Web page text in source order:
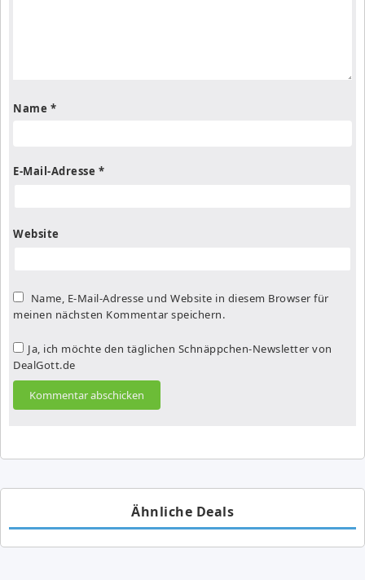
Name *
E-Mail-Adresse *
Website
Name, E-Mail-Adresse und Website in diesem Browser für
meinen nächsten Kommentar speichern.
Ja, ich möchte den täglichen Schnäppchen-Newsletter von
DealGott.de
Ähnliche Deals